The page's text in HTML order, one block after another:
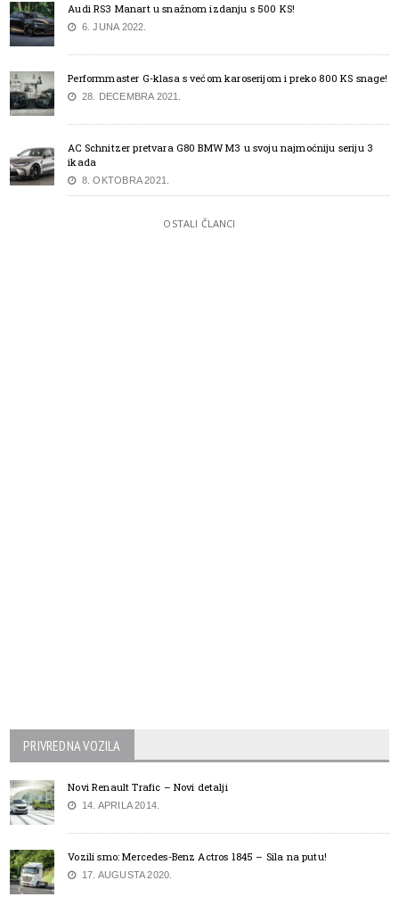
Audi RS3 Manart u snažnom izdanju s 500 KS!
6. JUNA 2022.
Performmaster G-klasa s većom karoserijom i preko 800 KS snage!
28. DECEMBRA 2021.
AC Schnitzer pretvara G80 BMW M3 u svoju najmoćniju seriju 3
ikada
8. OKTOBRA 2021.
OSTALI ČLANCI
PRIVREDNA VOZILA
Novi Renault Trafic – Novi detalji
14. APRILA 2014.
Vozili smo: Mercedes-Benz Actros 1845 – Sila na putu!
17. AUGUSTA 2020.